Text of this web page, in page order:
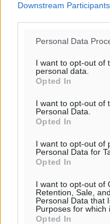
Downstream Participants
Personal Data
I want to opt-out of
personal data.
Opted In
I want to opt-out of
Personal Data.
Opted In
I want to opt-out of
Personal Data for
Opted In
I want to opt-out of
Retention, Sale,
Personal Data that
Purposes for which
Opted In
ψαράδες ο
Ειδήσεις• πριν 13 λεπτά